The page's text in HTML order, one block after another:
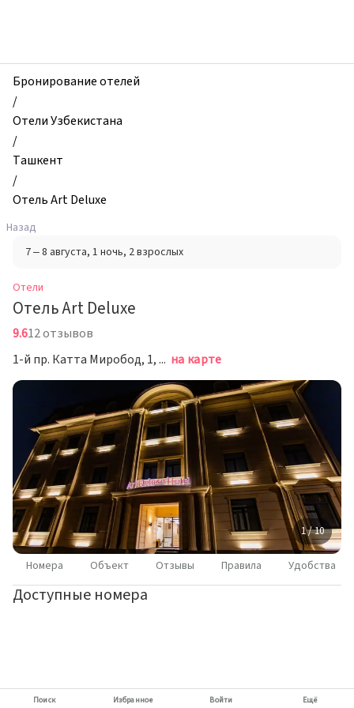
Отель
Art
Deluxe,
Ташкент,
Узбекистан
Бронирование отелей
/
Отели Узбекистана
/
Ташкент
/
Отель Art Deluxe
Назад
7 – 8 августа, 1 ночь, 2 взрослых
Отели
Отель Art Deluxe
9.612 отзывов
1-й пр. Катта Миробод, 1, Мирабадский ра, Ташкент, Ташкент на карте
1 / 10
Номера Объект Отзывы Правила Удобства
Доступные номера
Поиск Избранное Войти Ещё